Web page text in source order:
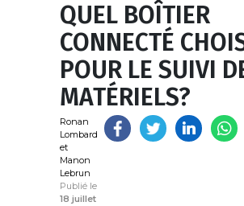
QUEL BOÎTIER
CONNECTÉ
POUR LE SUIVI
MATÉRIELS?
Ronan
Lombard
et
Manon
Lebrun
Publié le
18 juillet